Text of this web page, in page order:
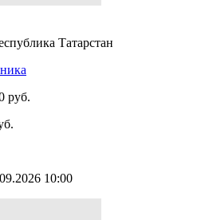
Татарстан
руб.
10:00